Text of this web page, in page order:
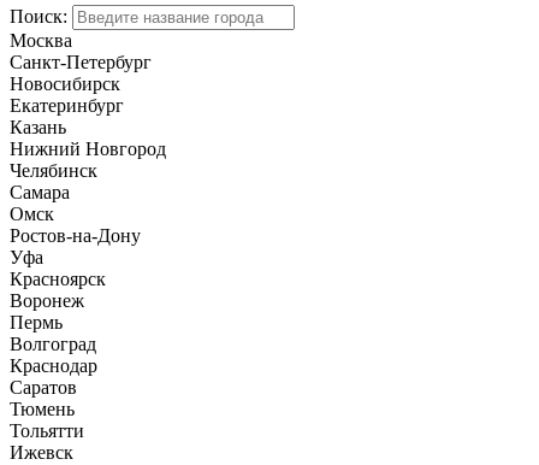
Поиск:
Москва
Санкт-Петербург
Новосибирск
Екатеринбург
Казань
Нижний Новгород
Челябинск
Самара
Омск
Ростов-на-Дону
Уфа
Красноярск
Воронеж
Пермь
Волгоград
Краснодар
Саратов
Тюмень
Тольятти
Ижевск